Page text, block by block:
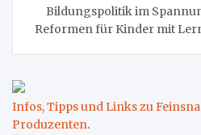
Bildungspolitik im
Reformen für Kinder mit
Infos, Tipps und Links zu
Produzenten.